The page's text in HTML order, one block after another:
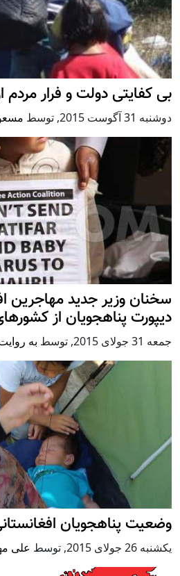
بی کفایتی دولت و فرار مردم
دوشنبه 31 آگوست 2015 , توسط
سخنان وزیر جدید مهاجرین
دیپورت پناهجویان از
جمعه 31 جولای 2015 , توسط به
وضعیت پناهجویان
يكشنبه 26 جولای 2015 , توسط علی